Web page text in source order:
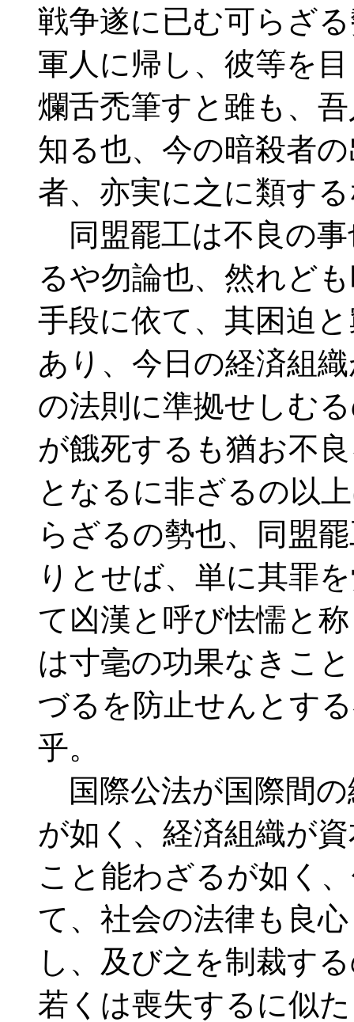
戦争遂に已む可らざ
軍人に帰し、彼等を
爛舌禿筆すと雖も、
知る也、今の暗殺者
者、亦実に之に類す
同盟罷工は不良の
るや勿論也、然れど
手段に依て、其困迫
あり、今日の経済組
の法則に準拠せしむ
が餓死するも猶お不
となるに非ざるの以
らざるの勢也、同盟
りとせば、単に其罪
て凶漢と呼び怯懦と
は寸毫の功果なきこ
づるを防止せんとす
乎。
国際公法が国際間
が如く、経済組織が
こと能わざるが如く
て、社会の法律も良
し、及び之を制裁す
若くは喪失するに似